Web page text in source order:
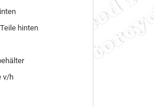
hinten
v/h